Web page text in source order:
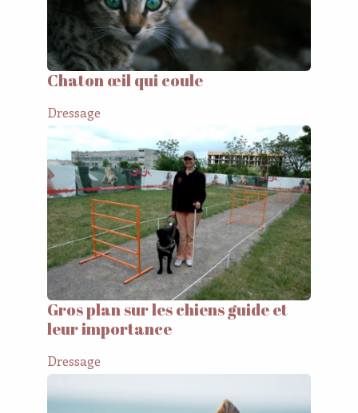
Chaton œil qui coule
Dressage
Gros plan sur les chiens guide et
leur importance
Dressage